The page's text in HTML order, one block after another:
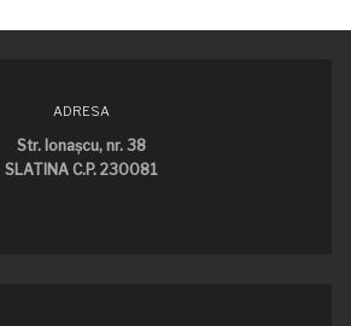
ADRESA
Str. Ionaşcu, nr. 38
SLATINA C.P. 230081